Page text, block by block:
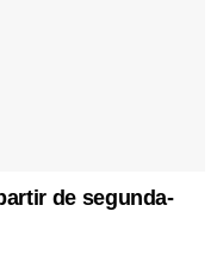
de segunda-